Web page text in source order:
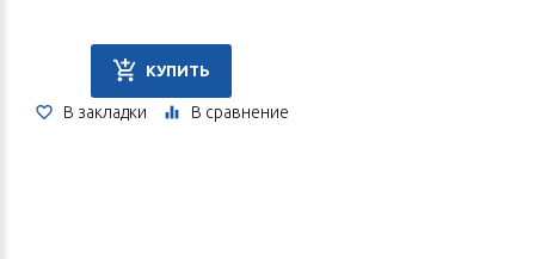
КУПИТЬ
В закладки В сравнение